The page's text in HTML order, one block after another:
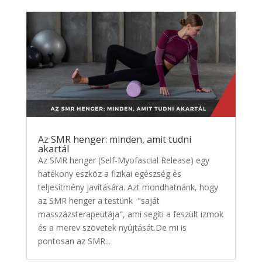
Az SMR henger: minden, amit tudni
akartál
Az SMR henger (Self-Myofascial Release) egy
hatékony eszköz a fizikai egészség és
teljesítmény javítására. Azt mondhatnánk, hogy
az SMR henger a testünk "saját
masszázsterapeutája", ami segíti a feszült izmok
és a merev szövetek nyújtását.De mi is
pontosan az SMR...